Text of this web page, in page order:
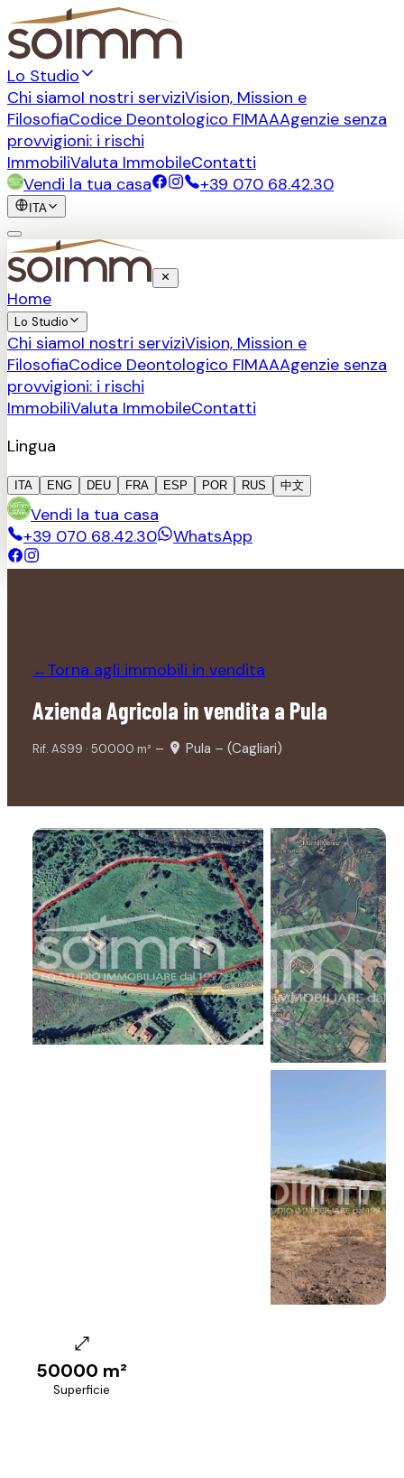
Lo Studio
Chi siamoI nostri serviziVision, Mission e
FilosofiaCodice Deontologico FIMAAAgenzie senza
provvigioni: i rischi
ImmobiliValuta ImmobileContatti
Vendi la tua casa
+39 070 68.42.30
ITA
Home
Lo Studio
Chi siamoI nostri serviziVision, Mission e
FilosofiaCodice Deontologico FIMAAAgenzie senza
provvigioni: i rischi
ImmobiliValuta ImmobileContatti
Lingua
ITA ENG DEU FRA ESP POR RUS 中文
Vendi la tua casa
+39 070 68.42.30
WhatsApp
←Torna agli immobili in vendita
Azienda Agricola in vendita a Pula
Rif. AS99 · 50000 m² – Pula – (Cagliari)
50000 m²
Superficie